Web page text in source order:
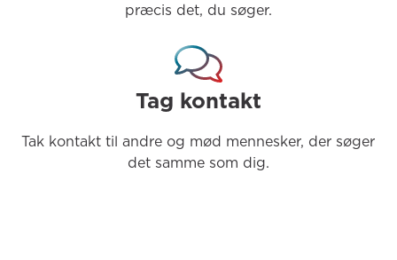
præcis det, du søger.
Tag kontakt
Tak kontakt til andre og mød mennesker, der søger
det samme som dig.